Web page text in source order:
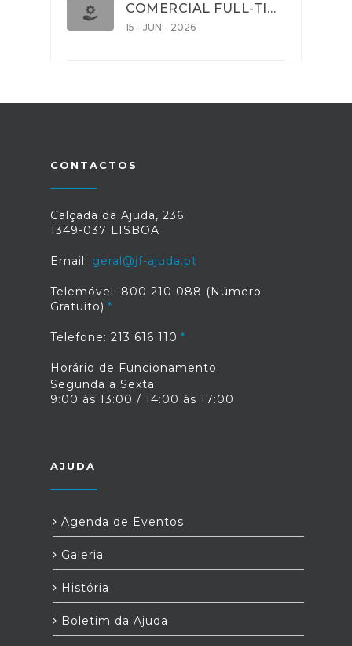
COMERCIAL FULL-TIME
15 - JUN - 2026
CONTACTOS
Calçada da Ajuda, 236
1349-037 LISBOA
Email: geral@jf-ajuda.pt
Telemóvel: 800 210 088 (Número
Gratuito)
Telefone: 213 616 110
Horário de Funcionamento:
Segunda a Sexta:
9:00 às 13:00 / 14:00 às 17:00
AJUDA
Agenda de Eventos
Galeria
História
Boletim da Ajuda